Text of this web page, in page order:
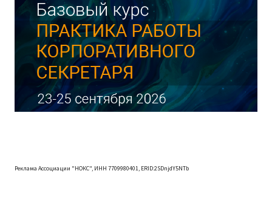
Реклама Ассоциации "НОКС", ИНН 7709980401, ERID:2SDnjdY5NTb